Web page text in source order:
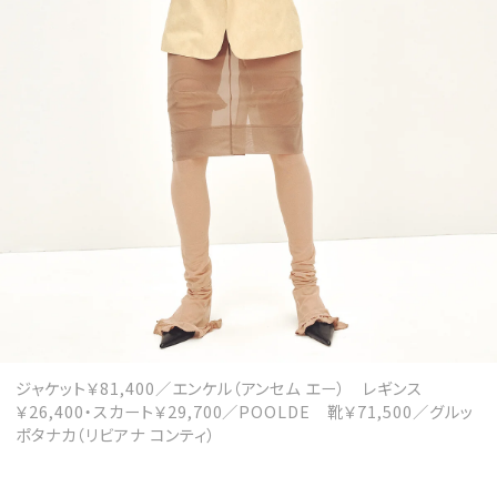
ジャケット￥81,400／エンケル（アンセム エー） レギンス
￥26,400・スカート￥29,700／POOLDE 靴￥71,500／グルッ
ポタナカ（リビアナ コンティ）